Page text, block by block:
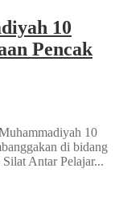
10
Pencak
10
di bidang
Antar Pelajar...